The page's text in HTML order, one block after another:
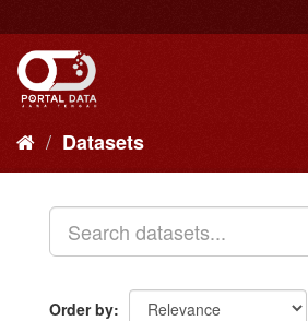
to
content
Datasets
Order by